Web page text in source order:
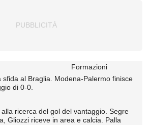
Formazioni
sfida al Braglia. Modena-Palermo finisce
di 0-0.
ricerca del gol del vantaggio. Segre
Gliozzi riceve in area e calcia. Palla